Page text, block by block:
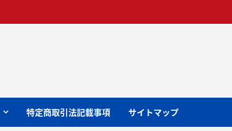
特定商取引法記載事項 サイトマップ